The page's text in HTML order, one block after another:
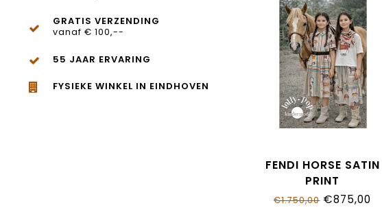
GRATIS VERZENDING
vanaf € 100,--
55 JAAR ERVARING
FYSIEKE WINKEL IN EINDHOVEN
FENDI HORSE SATIN
PRINT
JFB837_AVVY_F0B8F
€1.750,00€875,00